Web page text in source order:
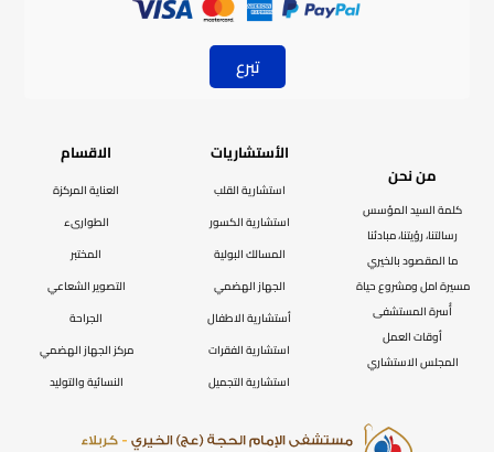
الاقسام
العناية المركزة
الطوارىء
المختبر
التصوير الشعاعي
الجراحة
مركز الجهاز الهضمي
النسائية والتوليد
الأستشاريات
استشارية القلب
استشارية الكسور
المسالك البولية
الجهاز الهضمي
أستشارية الاطفال
استشارية الفقرات
استشارية التجميل
من نحن
كلمة السيد المؤسس
رسالتنا، رؤيتنا، مبادئنا
ما المقصود بالخيري
مسيرة امل ومشروع حياة
أُسرة المستشفى
أوقات العمل
المجلس الاستشاري
تبرع